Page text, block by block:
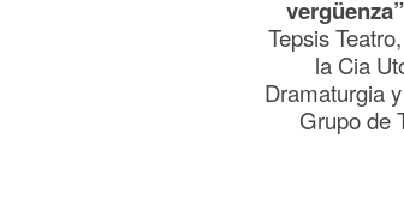
vergüenza”
Tepsis Teatro,
la Cia
Dramaturgia
Grupo de